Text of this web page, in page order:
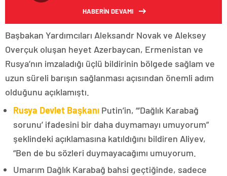
HABERİN DEVAMI
Başbakan Yardımcıları Aleksandr Novak ve Aleksey
Overçuk oluşan heyet Azerbaycan, Ermenistan ve
Rusya’nın imzaladığı üçlü bildirinin bölgede sağlam ve
uzun süreli barışın sağlanması açısından önemli adım
olduğunu açıklamıştı.
Rusya Devlet Başkanı Putin’in, “‘Dağlık Karabağ
sorunu’ ifadesini bir daha duymamayı umuyorum”
şeklindeki açıklamasına katıldığını bildiren Aliyev,
“Ben de bu sözleri duymayacağımı umuyorum.
Umarım Dağlık Karabağ bahsi geçtiğinde, sadece